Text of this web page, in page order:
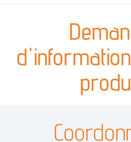
canapés et fauteuils
séjours
meubles de complément
chambres et dressing